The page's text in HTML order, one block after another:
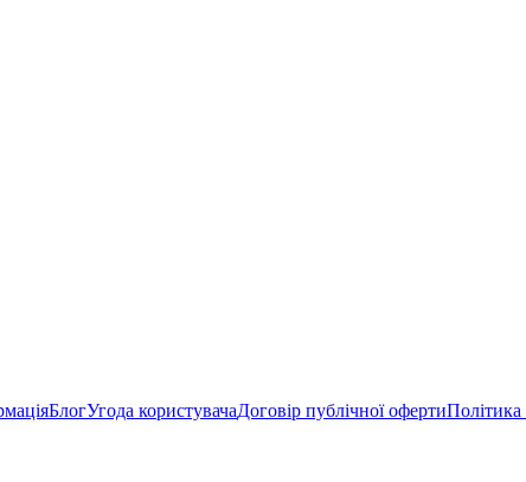
БлогУгода користувачаДоговір публічної офертиПолітика